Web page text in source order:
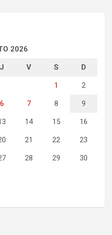
2026
J V S D
1 2
6 7 8 9
14 15 16
21 22 23
28 29 30